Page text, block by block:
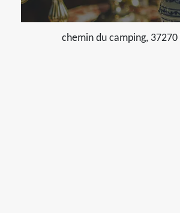
chemin du camping, 37270